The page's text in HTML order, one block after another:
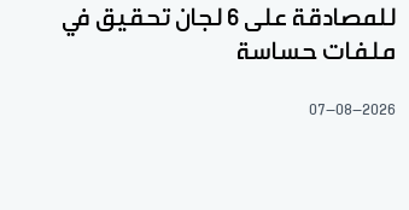
للمصادقة على 6 لجان تحقيق في
ملفات حساسة
07-08-2026